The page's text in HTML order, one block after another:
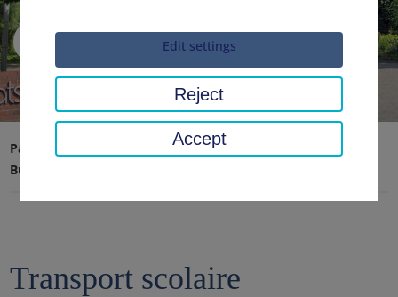
Sucheingabe
Page d'accueil
Transport, sécurité, ordre
Bus et train
Transport scolaire
Edit settings
Reject
Accept